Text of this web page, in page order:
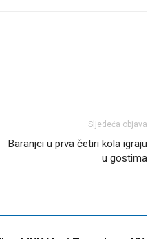
Sljedeća objava
Baranjci u prva četiri kola igraju
u gostima